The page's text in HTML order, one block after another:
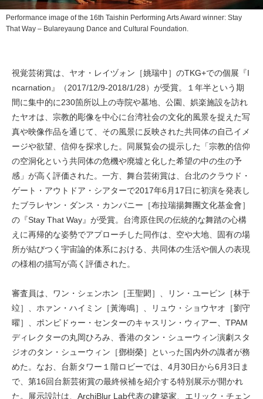
Performance image of the 16th Taishin Performing Arts Award winner: Stay
That Way – Bulareyaung Dance and Cultural Foundation.
視覚芸術賞は、ヤオ・レイヅォン［姚瑞中］のTKG+での個展『I
ncarnation』（2017/12/9-2018/1/28）が受賞。１年半という期
間に集中的に230箇所以上の寺院や墓地、公園、娯楽施設を訪れ
たヤオは、宗教的彫像を中心に台湾社会の文化的風景を捉えた写
真や映像作品を通じて、その風景に反映された共同体の自己イメ
ージや欲望、信仰を探求した。同展覧会の提示した「宗教的信仰
の空洞化という共同体の危機や廃墟と化した希望の中の生の予
感」が高く評価された。一方、舞台芸術賞は、台北のクラウド・
ゲート・アウトドア・シアターで2017年6月17日に初演を発表し
たブラレヤン・ダンス・カンパニー［布拉瑞揚舞團文化基金會］
の『Stay That Way』が受賞。台湾原住民の伝統的な舞踏の心構
えに再帰的な姿勢でアプローチした同作は、空や大地、固有の場
所が結びつく宇宙論的体系における、共同体の生活や個人の表現
の様相の描写が高く評価された。
審査員は、ワン・シェンホン［王聖閎］、リン・ユービン［林于
竝］、ホァン・ハイミン［黃海鳴］、リュウ・ショウヤオ［劉守
曜］、ポンピドゥー・センターのキャスリン・ウィアー、TPAM
ディレクターの丸岡ひろみ、香港のタン・シューウィン演劇スタ
ジオのタン・シューウィン［鄧樹榮］といった国内外の識者が務
めた。なお、台新タワー１階ロビーでは、4月30日から6月3日ま
で、第16回台新芸術賞の最終候補を紹介する特別展示が開かれ
た。展示設計は、ArchiBlur Lab代表の建築家、エリック・チェン